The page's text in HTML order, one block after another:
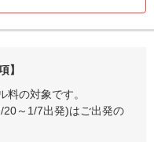
】
の対象です。
～1/7出発)はご出発の